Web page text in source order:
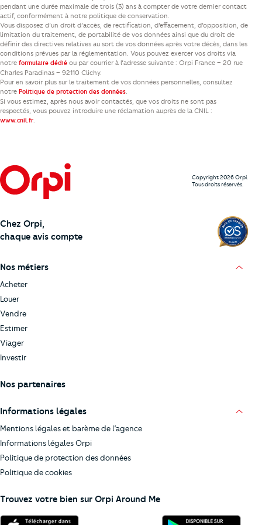
pendant une durée maximale de trois (3) ans à compter de votre dernier contact
actif, conformément à notre politique de conservation.
Vous disposez d’un droit d’accès, de rectification, d’effacement, d’opposition, de
limitation du traitement, de portabilité de vos données ainsi que du droit de
définir des directives relatives au sort de vos données après votre décès, dans les
conditions prévues par la réglementation. Vous pouvez exercer vos droits via
notre formulaire dédié ou par courrier à l’adresse suivante : Orpi France – 20 rue
Charles Paradinas – 92110 Clichy.
Pour en savoir plus sur le traitement de vos données personnelles, consultez
notre Politique de protection des données.
Si vous estimez, après nous avoir contactés, que vos droits ne sont pas
respectés, vous pouvez introduire une réclamation auprès de la CNIL :
www.cnil.fr.
Copyright 2026 Orpi.
Tous droits réservés.
Chez Orpi,
chaque avis compte
Nos métiers
Acheter
Louer
Vendre
Estimer
Viager
Investir
Nos partenaires
Informations légales
Mentions légales et barème de l’agence
Informations légales Orpi
Politique de protection des données
Politique de cookies
Trouvez votre bien sur Orpi Around Me